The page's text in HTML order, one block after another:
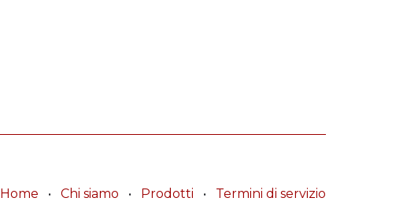
Home • Chi siamo • Prodotti • Termini di servizio